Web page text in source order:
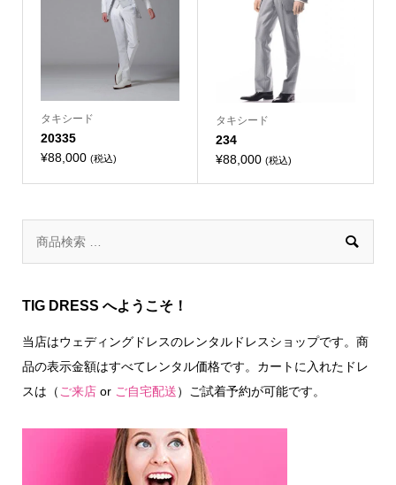
タキシード
20335
¥88,000 (税込)
タキシード
234
¥88,000 (税込)

TIG DRESS へようこそ！
当店はウェディングドレスのレンタルドレスショップです。商
品の表示金額はすべてレンタル価格です。カートに入れたドレ
スは（ ご来店or ご自宅配送）ご試着予約が可能です。